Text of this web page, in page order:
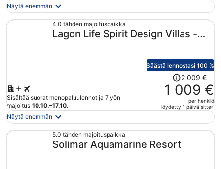
nyt
per
Näytä enemmän
4.0 tähden majoituspaikka
Lagon Life Spirit Design Villas -
Säästä lennostasi 100 %
Sisältää suorat menopaluulennot ja 7 yön
majoitus 10.10.–17.10.
Hinta
oli
2 009 €,
hinta
nyt
per
2 009 €
1 009 €
per henkilö
löydetty 1 päivä sitten
Näytä enemmän
5.0 tähden majoituspaikka
Solimar Aquamarine Resort